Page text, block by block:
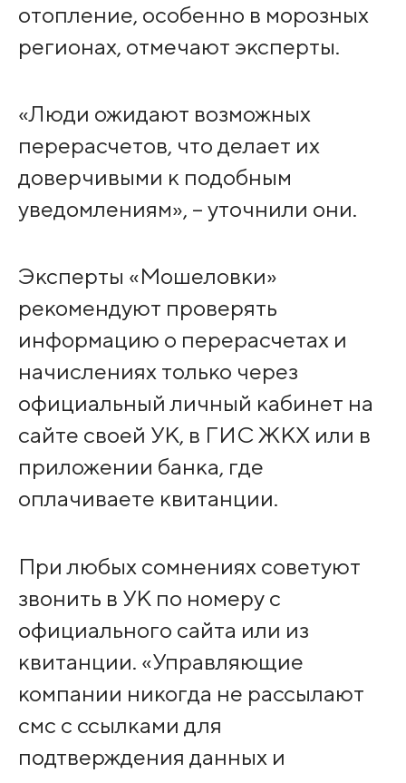
отопление, особенно в морозных
регионах, отмечают эксперты.
«Люди ожидают возможных
перерасчетов, что делает их
доверчивыми к подобным
уведомлениям», – уточнили они.
Эксперты «Мошеловки»
рекомендуют проверять
информацию о перерасчетах и
начислениях только через
официальный личный кабинет на
сайте своей УК, в ГИС ЖКХ или в
приложении банка, где
оплачиваете квитанции.
При любых сомнениях советуют
звонить в УК по номеру с
официального сайта или из
квитанции. «Управляющие
компании никогда не рассылают
смс с ссылками для
подтверждения данных и